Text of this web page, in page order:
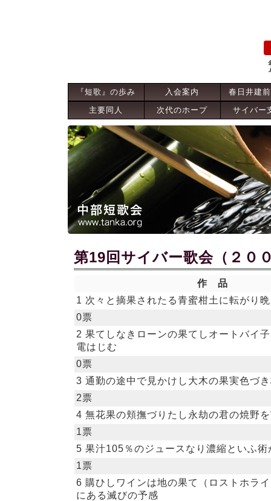
『短歌』の歩み 入会案内
春日井建
主要同人
次代のホープ サイバー
第19回サイバー歌会（２０
作 品
1 次々と摘果されたる青蜜柑土に転がり
0票
2 果てしなきローンの果てしオートバイ
電はじむ
0票
3 通勤の途中で見かけし大木の果実色づ
2票
4 無花果の頬撫づりたし永劫の君の焼野
1票
5 果汁105％のジュースなり濃縮といふ術
1票
6 購ひしワインは地の果て（ロストホラ
にある滅びの予感